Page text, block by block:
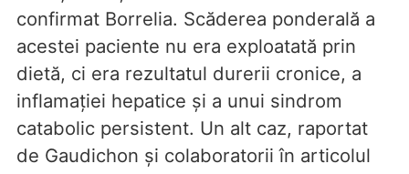
confirmat Borrelia. Scăderea ponderală a
acestei paciente nu era exploatată prin
dietă, ci era rezultatul durerii cronice, a
inflamației hepatice și a unui sindrom
catabolic persistent. Un alt caz, raportat
de Gaudichon și colaboratorii în articolul